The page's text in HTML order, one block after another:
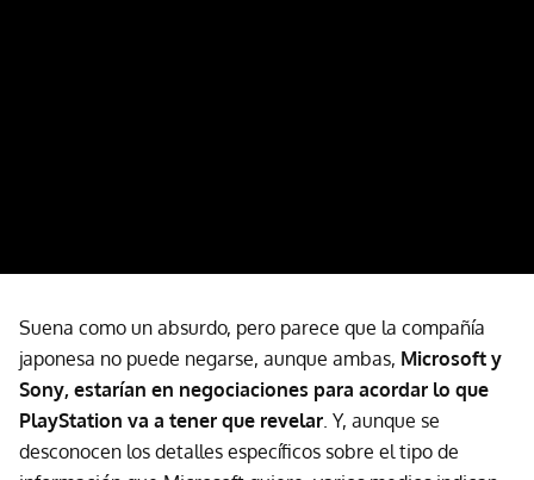
Suena como un absurdo, pero parece que la compañía
japonesa no puede negarse, aunque ambas, Microsoft y
Sony, estarían en negociaciones para acordar lo que
PlayStation va a tener que revelar . Y, aunque se
desconocen los detalles específicos sobre el tipo de